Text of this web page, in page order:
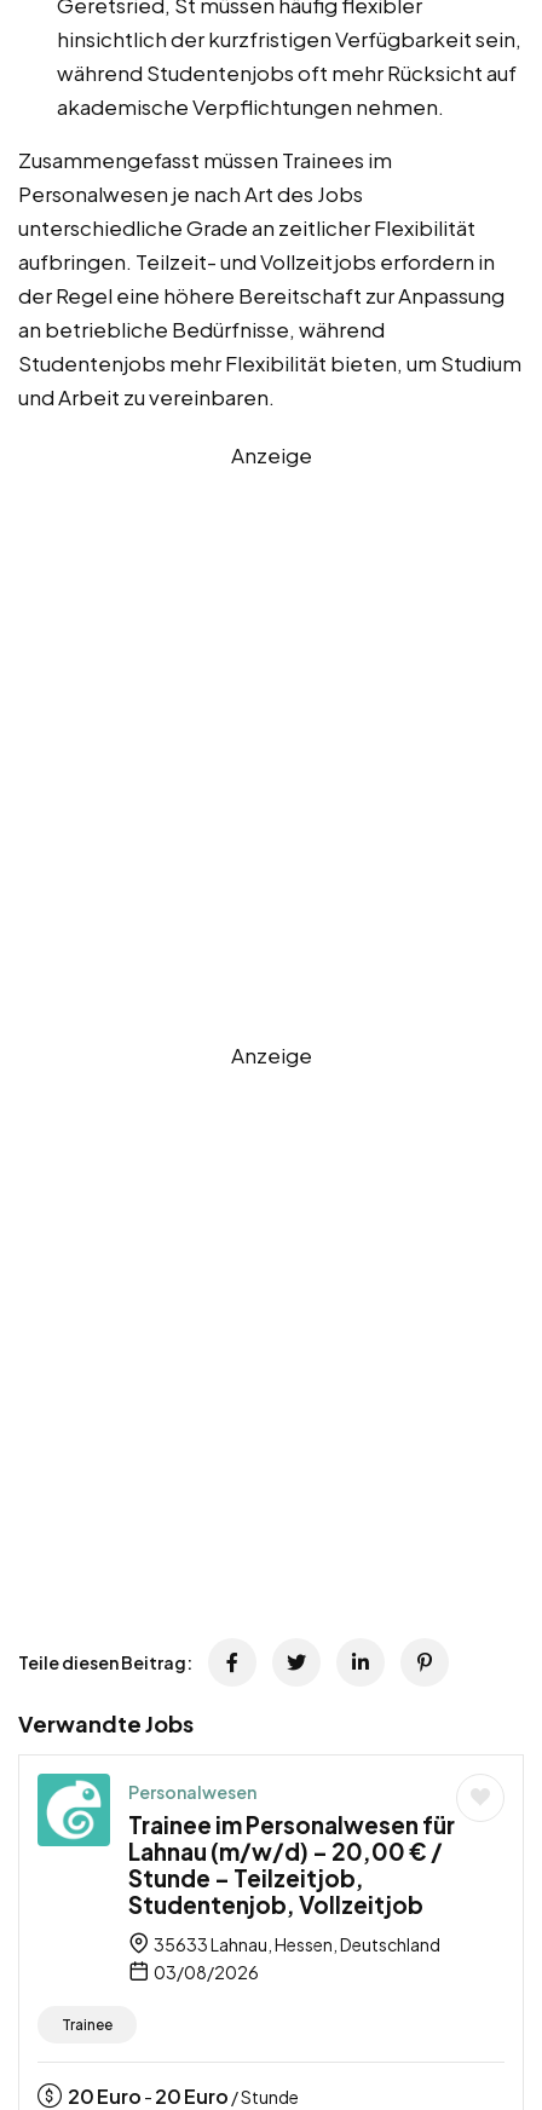
hinsichtlich der kurzfristigen Verfügbarkeit sein,
während Studentenjobs oft mehr Rücksicht auf
akademische Verpflichtungen nehmen.
Zusammengefasst müssen Trainees im
Personalwesen je nach Art des Jobs
unterschiedliche Grade an zeitlicher Flexibilität
aufbringen. Teilzeit- und Vollzeitjobs erfordern in
der Regel eine höhere Bereitschaft zur Anpassung
an betriebliche Bedürfnisse, während
Studentenjobs mehr Flexibilität bieten, um Studium
und Arbeit zu vereinbaren.
Anzeige
Anzeige
Teile diesen Beitrag:
Verwandte Jobs
Personalwesen
Trainee im Personalwesen für
Lahnau (m/w/d) – 20,00 € /
Stunde – Teilzeitjob,
Studentenjob, Vollzeitjob
35633 Lahnau, Hessen, Deutschland
03/08/2026
Trainee
20Euro - 20Euro / Stunde